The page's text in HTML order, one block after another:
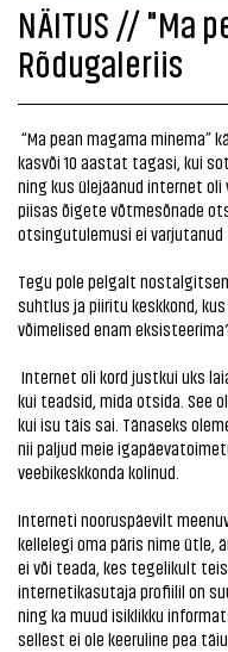
NÄITUS // "Ma
Rõdugaleriis
“Ma pean magama
kasvõi 10 aastat tagasi, kui
ning kus ülejäänud internet
piisas õigete võtmesõnade
otsingutulemusi ei varjutanud
Tegu pole pelgalt
suhtlus ja piiritu keskkond,
võimelised enam
Internet oli kord justkui uks
kui teadsid, mida otsida. See
kui isu täis sai. Tänaseks
nii paljud meie
veebikeskkonda kolinud.
Interneti nooruspäevilt
kellelegi oma päris nime ütle,
ei või teada, kes tegelikult
internetikasutaja profiilil on
ning ka muud isiklikku
sellest ei ole keeruline pea